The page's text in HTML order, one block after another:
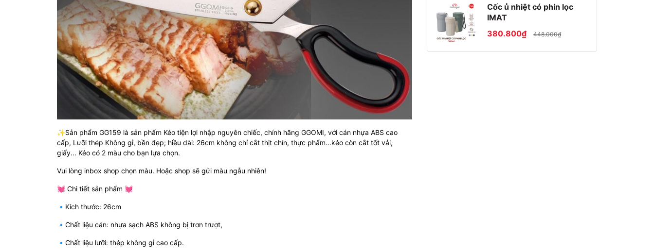
✨Sản phẩm GG159 là sản phẩm Kéo tiện lợi nhập nguyên chiếc, chính hãng GGOMI, với cán nhựa ABS cao
cấp, Lưỡi thép Không gỉ, bền đẹp; hiều dài: 26cm không chỉ cắt thịt chín, thực phẩm...kéo còn cắt tốt vải,
giấy... Kéo có 2 màu cho bạn lựa chọn.
Vui lòng inbox shop chọn màu. Hoặc shop sẽ gửi màu ngẫu nhiên!
💓 Chi tiết sản phẩm 💓
🔹Kích thước: 26cm
🔹Chất liệu cán: nhựa sạch ABS không bị trơn trượt,
🔹Chất liệu lưỡi: thép không gỉ cao cấp.
Cốc ủ nhiệt có phin lọc
IMAT
380.800₫
448.000₫